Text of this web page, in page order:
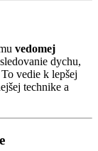
vedomej
dychu,
vedie k lepšej
technike a